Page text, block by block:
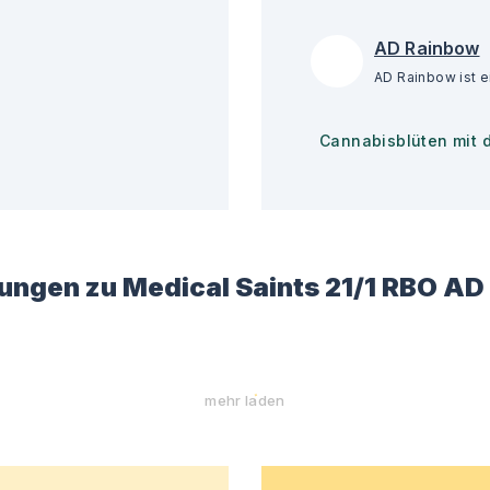
AD Rainbow
Cannabisblüten mit
zu Medical Saints 21/1 RBO
mehr laden